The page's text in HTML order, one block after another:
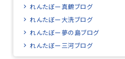
れんたぼー真鶴ブログ
れんたぼー大洗ブログ
れんたぼー夢の島ブログ
れんたぼー三河ブログ